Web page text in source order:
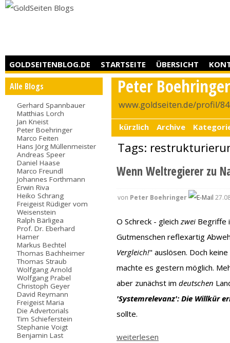
GOLDSEITENBLOG.DE STARTSEITE ÜBERSICHT
Alle Blogs
Gerhard Spannbauer
Matthias Lorch
Jan Kneist
Peter Boehringer
Marco Feiten
Hans Jörg Müllenmeister
Andreas Speer
Daniel Haase
Marco Freundl
Johannes Forthmann
Erwin Riva
Heiko Schrang
Freigeist Rüdiger vom
Weisenstein
Ralph Bärligea
Prof. Dr. Eberhard
Hamer
Markus Bechtel
Thomas Bachheimer
Thomas Straub
Wolfgang Arnold
Wolfgang Prabel
Christoph Geyer
David Reymann
Freigeist Maria
Die Advertorials
Tim Schieferstein
Stephanie Voigt
Benjamin Last
Peter Boehringer
www.goldseiten.de/profil/
kürzlich Archive
Tags:
Wenn Weltregierer zu
von Peter Boehringer
O Schreck - gleichzwei Begriffe
Gutmenschen reflexartig
Vergleich!" auslösen. Doch
machte es gestern möglich.
aber zunächst imdeutschen
'Systemrelevanz': Die Willkür
sollte.
weiterlesen